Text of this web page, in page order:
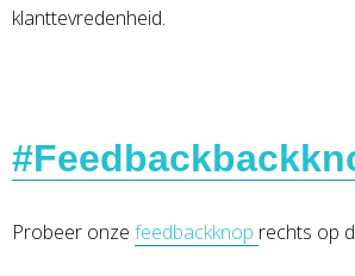
klanttevredenheid.
Probeer onze feedbackknop rechts op